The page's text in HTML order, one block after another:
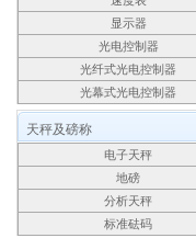
显示器
光电控制器
光纤式光电控制器
光幕式光电控制器
天秤及磅称
电子天秤
地磅
分析天秤
标准砝码